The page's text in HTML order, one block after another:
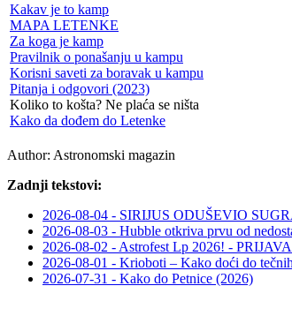
Kakav je to kamp
MAPA LETENKE
Za koga je kamp
Pravilnik o ponašanju u kampu
Korisni saveti za boravak u kampu
Pitanja i odgovori (2023)
Koliko to košta? Ne plaća se ništa
Kako da dođem do Letenke
Author: Astronomski magazin
Zadnji tekstovi:
2026-08-04 - SIRIJUS ODUŠEVIO
2026-08-03 - Hubble otkriva prvu od
2026-08-02 - Astrofest Lp 2026! - PRIJAVA
2026-08-01 - Krioboti – Kako doći do
2026-07-31 - Kako do Petnice (2026)